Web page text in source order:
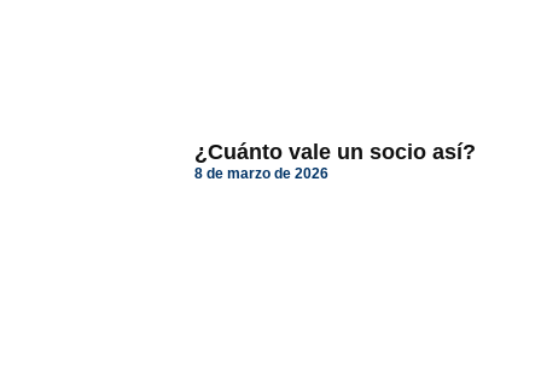
¿Cuánto vale un socio así?
8 de marzo de 2026